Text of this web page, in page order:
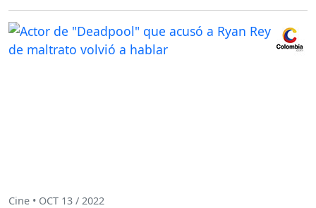
Cine • OCT 13 / 2022